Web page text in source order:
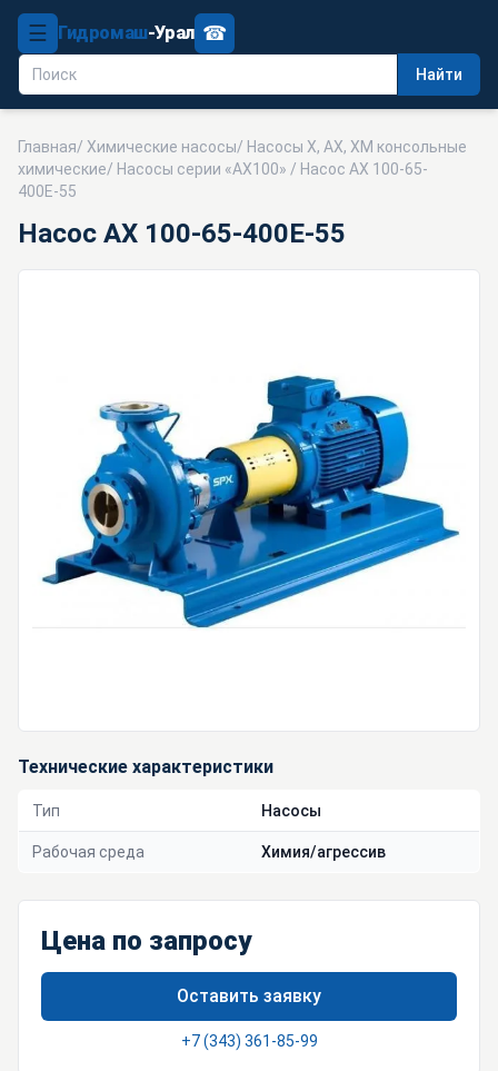
☰ Гидромаш-Урал
Найти
☎
Главная/ Химические насосы/ Насосы Х, АХ, ХМ консольные
химические/ Насосы серии «АХ100» / Насос АХ 100-65-
400Е-55
Насос АХ 100-65-400Е-55
Технические характеристики
Тип Насосы
Рабочая среда Химия/агрессив
Цена по запросу
Оставить заявку
+7 (343) 361-85-99